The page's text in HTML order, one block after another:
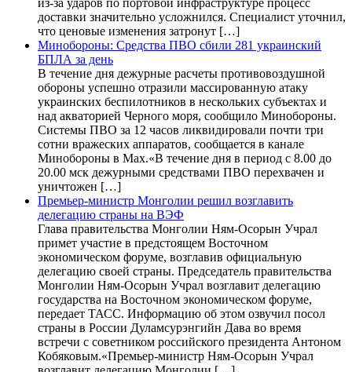
из-за ударов по портовой инфраструктуре процесс
доставки значительно усложнился. Специалист уточнил,
что ценовые изменения затронут […]
Минобороны: Средства ПВО сбили 281 украинский
БПЛА за день
В течение дня дежурные расчеты противовоздушной
обороны успешно отразили массированную атаку
украинских беспилотников в нескольких субъектах и
над акваторией Черного моря, сообщило Минобороны.
Системы ПВО за 12 часов ликвидировали почти три
сотни вражеских аппаратов, сообщается в канале
Минобороны в Max.«В течение дня в период с 8.00 до
20.00 мск дежурными средствами ПВО перехвачен и
уничтожен […]
Премьер-министр Монголии решил возглавить
делегацию страны на ВЭФ
Глава правительства Монголии Ням-Осорын Учрал
примет участие в предстоящем Восточном
экономическом форуме, возглавив официальную
делегацию своей страны. Председатель правительства
Монголии Ням-Осорын Учрал возглавит делегацию
государства на Восточном экономическом форуме,
передает ТАСС. Информацию об этом озвучил посол
страны в России Дуламсурэнгийн Дава во время
встречи с советником российского президента Антоном
Кобяковым.«Премьер-министр Ням-Осорын Учрал